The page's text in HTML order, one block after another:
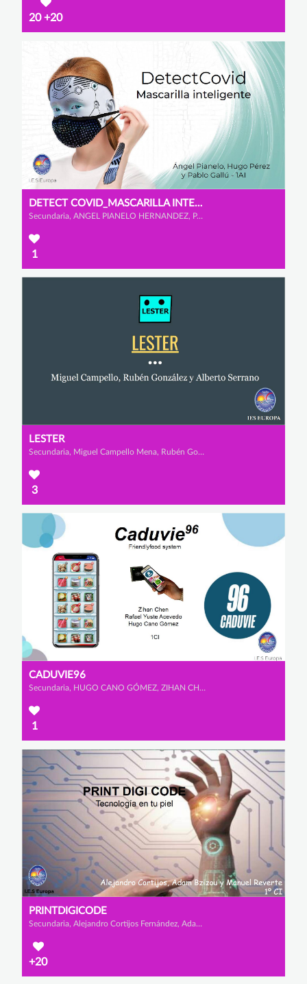
20+20
DETECT COVID_MASCARILLA INTELIGENTE
Secundaria, ANGEL PIANELO HERNANDEZ, PABLO GALLU GARCIA y HUGO PEREZ ASENSIO
1
LESTER
Secundaria, Miguel Campello Mena, Rubén González Méndez y Alberto Serrano Martínez
3
CADUVIE96
Secundaria, HUGO CANO GÓMEZ, ZIHAN CHEN y RAFAEL YUSTE ACEVEDO
1
PRINTDIGICODE
Secundaria, Alejandro Cortijos Fernández, Adam Bzizou Lamharmel y Manuel Reverte Arce
+20